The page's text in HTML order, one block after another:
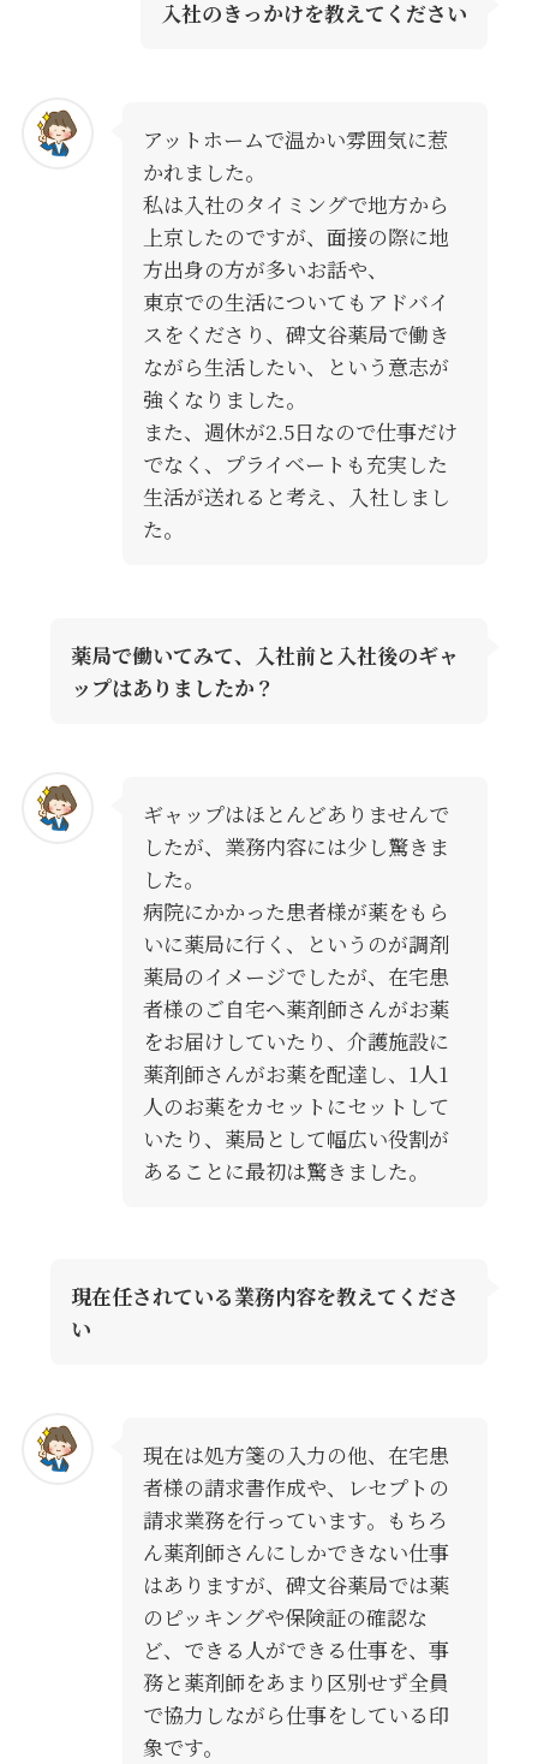
入社のきっかけを教えてください
アットホームで温かい雰囲気に惹
かれました。
私は入社のタイミングで地方から
上京したのですが、面接の際に地
方出身の方が多いお話や、
東京での生活についてもアドバイ
スをくださり、碑文谷薬局で働き
ながら生活したい、という意志が
強くなりました。
また、週休が2.5日なので仕事だけ
でなく、プライベートも充実した
生活が送れると考え、入社しまし
た。
薬局で働いてみて、入社前と入社後のギャ
ップはありましたか？
ギャップはほとんどありませんで
したが、業務内容には少し驚きま
した。
病院にかかった患者様が薬をもら
いに薬局に行く、というのが調剤
薬局のイメージでしたが、在宅患
者様のご自宅へ薬剤師さんがお薬
をお届けしていたり、介護施設に
薬剤師さんがお薬を配達し、1人1
人のお薬をカセットにセットして
いたり、薬局として幅広い役割が
あることに最初は驚きました。
現在任されている業務内容を教えてくださ
い
現在は処方箋の入力の他、在宅患
者様の請求書作成や、レセプトの
請求業務を行っています。もちろ
ん薬剤師さんにしかできない仕事
はありますが、碑文谷薬局では薬
のピッキングや保険証の確認な
ど、できる人ができる仕事を、事
務と薬剤師をあまり区別せず全員
で協力しながら仕事をしている印
象です。